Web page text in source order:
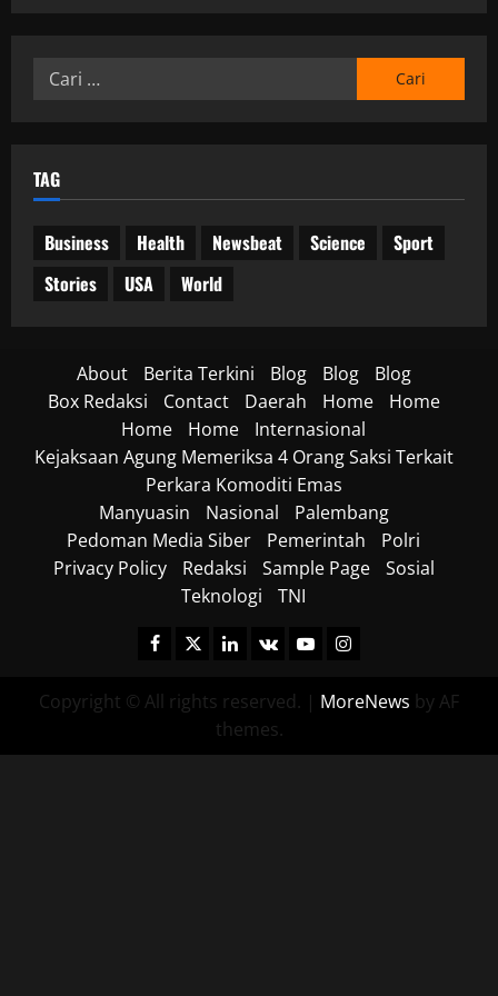
Cari
TAG
Business Health Newsbeat Science
Sport
Stories
USA World
About Berita Terkini Blog Blog
Blog
Box Redaksi
Contact Daerah Home
Home
Home
Home
Internasional
Kejaksaan Agung Memeriksa 4 Orang Saksi Terkait
Perkara Komoditi Emas
Manyuasin
Nasional
Palembang
Pedoman Media Siber
Pemerintah
Polri
Privacy Policy
Redaksi Sample Page
Sosial
Teknologi
TNI
Facebook
TwitterLinkedin
VK YoutubeInstagram
Copyright © All rights reserved. | MoreNews by AF
themes.